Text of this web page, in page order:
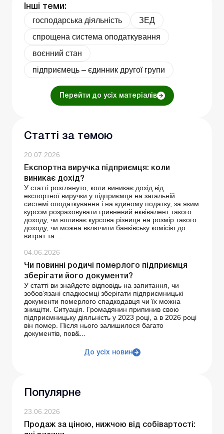
Інші теми:
господарська діяльність
ЗЕД
спрощена система оподаткування
воєнний стан
підприємець – єдинник другої групи
Перейти до усіх матеріалів
Статті за темою
20.07.2026
Експортна виручка підприємця: коли
виникає дохід?
У статті розглянуто, коли виникає дохід від
експортної виручки у підприємця на загальній
системі оподаткування і на єдиному податку, за яким
курсом розраховувати гривневий еквівалент такого
доходу, чи впливає курсова різниця на розмір такого
доходу, чи можна включити банківську комісію до
витрат та ...
04.06.2026
Чи повинні родичі померлого підприємця
зберігати його документи?
У статті ви знайдете відповідь на запитання, чи
зобов’язані спадкоємці зберігати підприємницькі
документи померлого спадкодавця чи їх можна
знищіти. Ситуація. Громадянин припинив свою
підприємницьку діяльність у 2023 році, а в 2026 році
він помер. Після нього залишилося багато
документів, пов&...
До усіх новин
Популярне
23.06.2026
Продаж за ціною, нижчою від собівартості: